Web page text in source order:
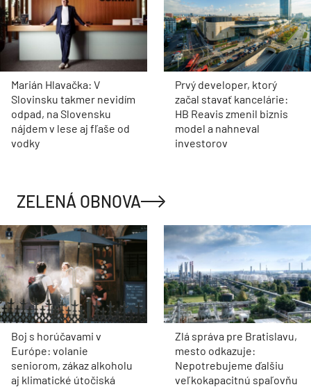
Marián Hlavačka: V
Slovinsku takmer nevidím
odpad, na Slovensku
nájdem v lese aj fľaše od
vodky
Prvý developer, ktorý
začal stavať kancelárie:
HB Reavis zmenil biznis
model a nahneval
investorov
ZELENÁ OBNOVA
Boj s horúčavami v
Európe: volanie
seniorom, zákaz alkoholu
aj klimatické útočiská
Zlá správa pre Bratislavu,
mesto odkazuje:
Nepotrebujeme ďalšiu
veľkokapacitnú spaľovňu